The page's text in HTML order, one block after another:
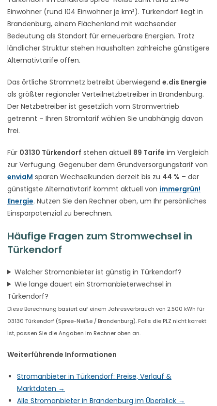
Einwohner (rund 104 Einwohner je km²). Türkendorf liegt in
Brandenburg, einem Flächenland mit wachsender
Bedeutung als Standort für erneuerbare Energien. Trotz
ländlicher Struktur stehen Haushalten zahlreiche günstigere
Alternativtarife offen.
Das örtliche Stromnetz betreibt überwiegend e.dis Energie
als größter regionaler Verteilnetzbetreiber in Brandenburg.
Der Netzbetreiber ist gesetzlich vom Stromvertrieb
getrennt – Ihren Stromtarif wählen Sie unabhängig davon
frei.
Für 03130 Türkendorf stehen aktuell 89 Tarife im Vergleich
zur Verfügung. Gegenüber dem Grundversorgungstarif von
enviaM sparen Wechselkunden derzeit bis zu 44 % – der
günstigste Alternativtarif kommt aktuell von immergrün!
Energie. Nutzen Sie den Rechner oben, um Ihr persönliches
Einsparpotenzial zu berechnen.
Häufige Fragen zum Stromwechsel in
Türkendorf
Welcher Stromanbieter ist günstig in Türkendorf?
Wie lange dauert ein Stromanbieterwechsel in
Türkendorf?
Diese Berechnung basiert auf einem Jahresverbrauch von 2.500 kWh für
03130 Türkendorf (Spree-Neiße / Brandenburg). Falls die PLZ nicht korrekt
ist, passen Sie die Angaben im Rechner oben an.
Weiterführende Informationen
Stromanbieter in Türkendorf: Preise, Verlauf &
Marktdaten →
Alle Stromanbieter in Brandenburg im Überblick →